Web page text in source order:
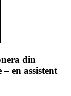
din
en assistent